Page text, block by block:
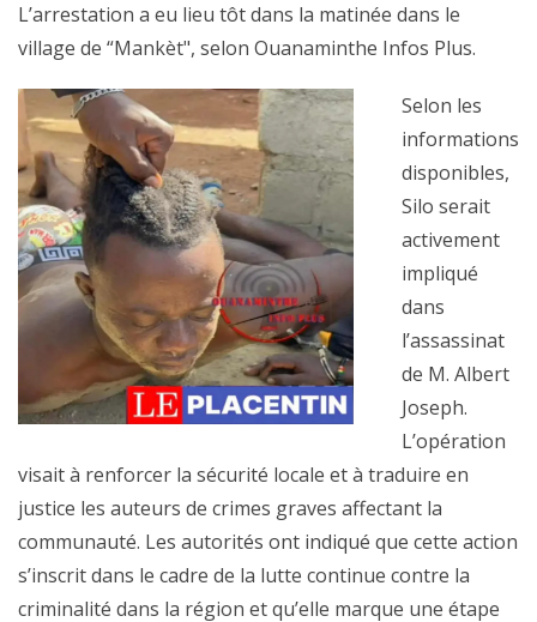
L’arrestation a eu lieu tôt dans la matinée dans le
village de “Mankèt", selon Ouanaminthe Infos Plus.
Selon les
informations
disponibles,
Silo serait
activement
impliqué
dans
l’assassinat
de M. Albert
Joseph.
L’opération
visait à renforcer la sécurité locale et à traduire en
justice les auteurs de crimes graves affectant la
communauté. Les autorités ont indiqué que cette action
s’inscrit dans le cadre de la lutte continue contre la
criminalité dans la région et qu’elle marque une étape